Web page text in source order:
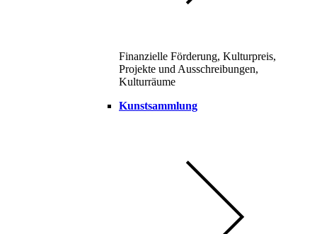
Finanzielle Förderung, Kulturpreis,
Projekte und Ausschreibungen,
Kulturräume
Kunstsammlung